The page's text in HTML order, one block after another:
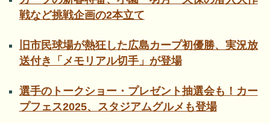
戦など挑戦企画の2本立て
旧市民球場が熱狂した広島カープ初優勝、実況放
送付き「メモリアル切手」が登場
選手のトークショー・プレゼント抽選会も！カー
プフェス2025、スタジアムグルメも登場